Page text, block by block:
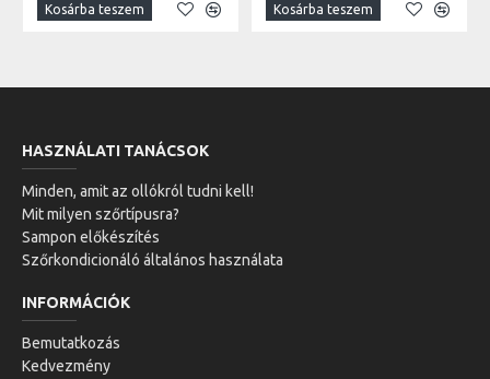
Kosárba teszem Kosárba teszem
HASZNÁLATI TANÁCSOK
Minden, amit az ollókról tudni kell!
Mit milyen szőrtípusra?
Sampon előkészítés
Szőrkondicionáló általános használata
INFORMÁCIÓK
Bemutatkozás
Kedvezmény